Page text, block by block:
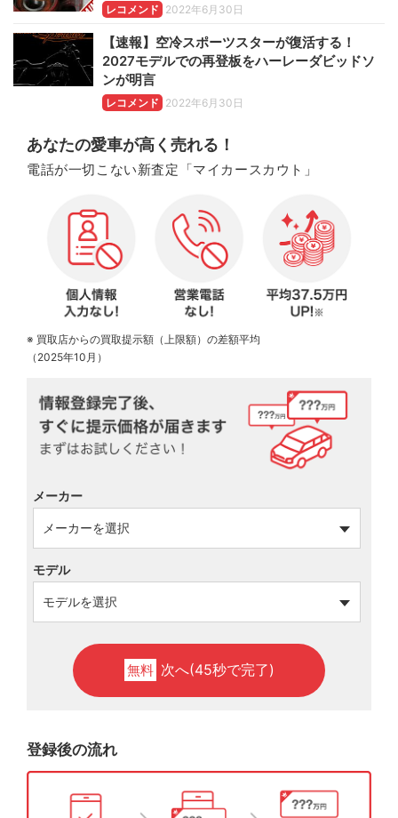
レコメンド 2022年6月30日
【速報】空冷スポーツスターが復活する！
2027モデルでの再登板をハーレーダビッドソ
ンが明言
レコメンド 2022年6月30日
あなたの愛車が高く売れる！
電話が一切こない新査定「マイカースカウト」
※ 買取店からの買取提示額（上限額）の差額平均
（2025年10月）
メーカー
モデル
無料 次へ(45秒で完了)
登録後の流れ